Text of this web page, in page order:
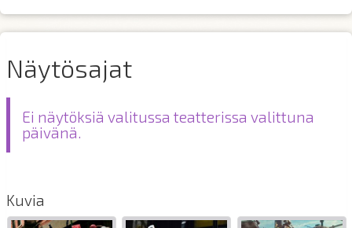
Näytösajat
Ei näytöksiä valitussa teatterissa valittuna
päivänä.
Kuvia